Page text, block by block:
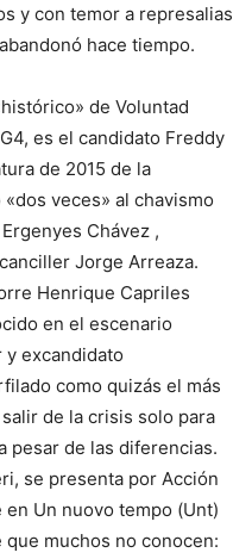
y con temor a represalias
hace tiempo.
de Voluntad
es el candidato Freddy
de 2015 de la
veces» al chavismo
Chávez ,
Jorge Arreaza.
Henrique Capriles
en el escenario
excandidato
como quizás el más
de la crisis solo para
pesar de las diferencias.
se presenta por Acción
Un nuovo tempo (Unt)
muchos no conocen: